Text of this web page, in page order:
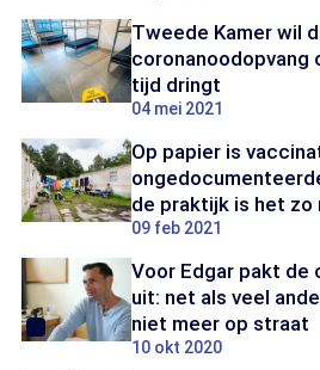
Tweede Kamer wil
coronanoodopvang
tijd dringt
04 mei 2021
Op papier is
de praktijk is het zo
09 feb 2021
Voor Edgar pakt
uit: net als veel
niet meer op straat
10 okt 2020